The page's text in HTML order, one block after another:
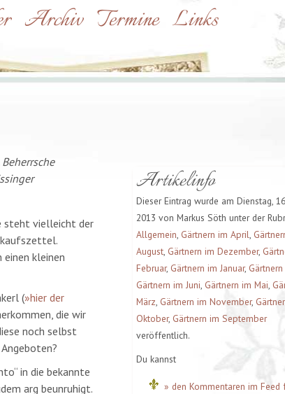
Archiv Termine Links
steht vielleicht der
kleinen
(»hier der
die wir
noch selbst
in die bekannte
arg beunruhigt.
Artikelinfo
Dieser Eintrag wurde am Dienstag,
2013 von Markus Söth unter der
Allgemein, Gärtnern im April,
August, Gärtnern im Dezember,
Februar, Gärtnern im Januar,
Gärtnern im Juni, Gärtnern im Mai,
März, Gärtnern im November,
Oktober, Gärtnern im September
veröffentlich.
Du kannst
» den Kommentaren im Feed